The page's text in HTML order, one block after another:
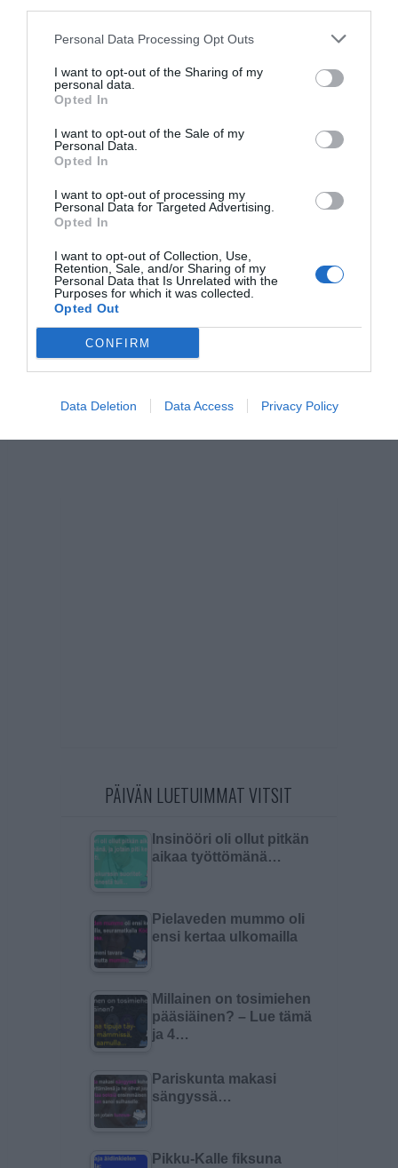
Personal Data Processing Opt Outs
I want to opt-out of the Sharing of my
personal data.
Opted In
I want to opt-out of the Sale of my
Personal Data.
Opted In
I want to opt-out of processing my
Personal Data for Targeted Advertising.
Opted In
I want to opt-out of Collection, Use,
Retention, Sale, and/or Sharing of my
Personal Data that Is Unrelated with the
Purposes for which it was collected.
Opted Out
CONFIRM
Data Deletion Data Access Privacy Policy
F
a
c
e
b
o
k
M
e
ss
e
n
g
X W
h
at
A
C
o
p
Li
S
h
ar
PÄIVÄN LUETUIMMAT VITSIT
Insinööri oli ollut pitkän
aikaa työttömänä…
Pielaveden mummo oli
ensi kertaa ulkomailla
Millainen on tosimiehen
pääsiäinen? – Lue tämä
ja 4…
Pariskunta makasi
sängyssä…
Pikku-Kalle fiksuna